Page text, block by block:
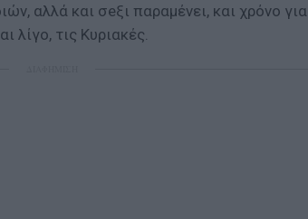
αλλά και σeξι παραμένει, και χρόνο για
λίγο, τις Κυριακές.